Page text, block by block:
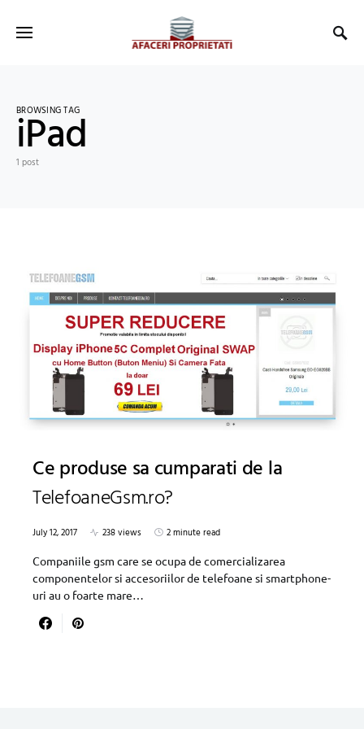
BROWSING TAG
iPad
1 post
Ce produse sa cumparati de la
TelefoaneGsm.ro?
July 12, 2017 238 views
2 minute read
Companiile gsm care se ocupa de comercializarea
componentelor si accesoriilor de telefoane si smartphone-
uri au o foarte mare…